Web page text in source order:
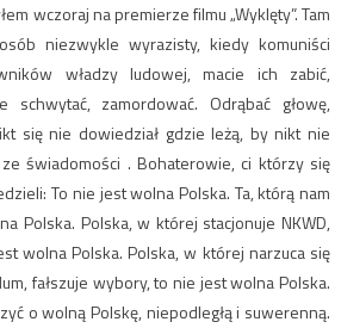
wczoraj na premierze filmu „Wyklęty”. Tam
niezwykle wyrazisty, kiedy komuniści
władzy ludowej, macie ich zabić,
schwytać, zamordować. Odrąbać głowę,
się nie dowiedział gdzie leżą, by nikt nie
świadomości . Bohaterowie, ci którzy się
To nie jest wolna Polska. Ta, którą nam
Polska. Polska, w której stacjonuje NKWD,
wolna Polska. Polska, w której narzuca się
fałszuje wybory, to nie jest wolna Polska.
o wolną Polskę, niepodległą i suwerenną.